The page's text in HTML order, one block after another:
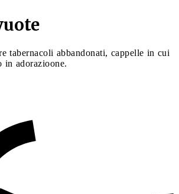
tabernacoli abbandonati, cappelle in cui
in adorazioone.